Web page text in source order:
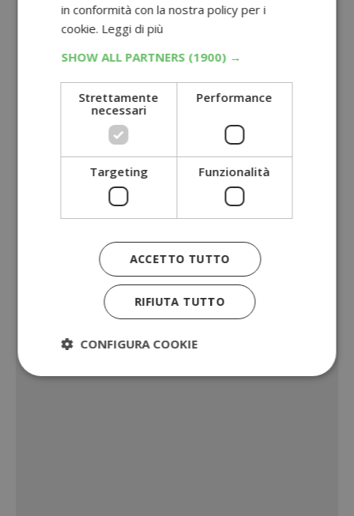
in conformità con la nostra policy per i
cookie. Leggi di più
SHOW ALL PARTNERS (1900) →
Strettamente
necessari
Performance
Targeting Funzionalità
ACCETTO TUTTO
RIFIUTA TUTTO
CONFIGURA COOKIE